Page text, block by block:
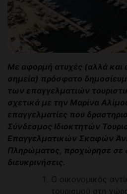
Με αφορμή ατυχές (αλλά και
σημεία) πρόσφατο
των επαγγελματιών
σχετικά με την Μαρίνα
επαγγελματίες που
Σύνδεσμος Ιδιοκτητών
Επαγγελματικών Σκαφών
Πληρώματος, προχώρησε σε
διευκρινήσεις.
Ο οικονομικός
τουρισμού στη